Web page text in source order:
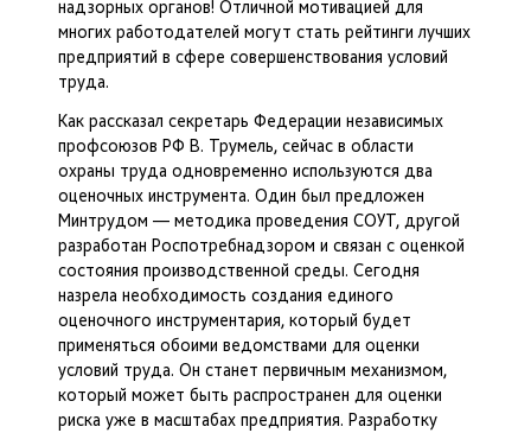
надзорных органов! Отличной мотивацией для
многих работодателей могут стать рейтинги лучших
предприятий в сфере совершенствования условий
труда.
Как рассказал секретарь Федерации независимых
профсоюзов РФ В. Трумель, сейчас в области
охраны труда одновременно используются два
оценочных инструмента. Один был предложен
Минтрудом — методика проведения СОУТ, другой
разработан Роспотребнадзором и связан с оценкой
состояния производственной среды. Сегодня
назрела необходимость создания единого
оценочного инструментария, который будет
применяться обоими ведомствами для оценки
условий труда. Он станет первичным механизмом,
который может быть распространен для оценки
риска уже в масштабах предприятия. Разработку